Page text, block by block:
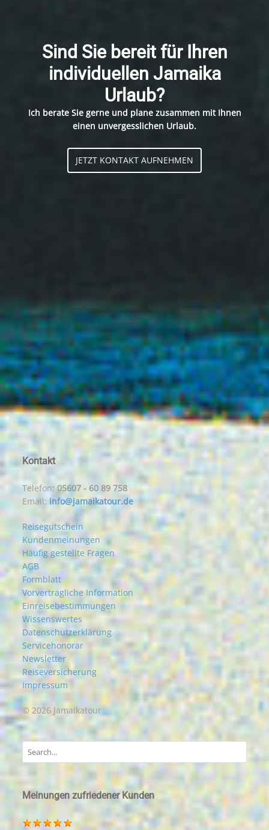
Sind Sie bereit für Ihren
individuellen Jamaika
Urlaub?
Ich berate Sie gerne und plane zusammen mit Ihnen
einen unvergesslichen Urlaub.
JETZT KONTAKT AUFNEHMEN
Kontakt
Telefon:05607 - 60 89 758
Email:info@jamaikatour.de
Reisegutschein
Kundenmeinungen
Häufig gestellte Fragen
AGB
Formblatt
Vorvertragliche Information
Einreisebestimmungen
Wissenswertes
Datenschutzerklärung
Servicehonorar
Newsletter
Reiseversicherung
Impressum
© 2026 Jamaikatour
Meinungen zufriedener Kunden